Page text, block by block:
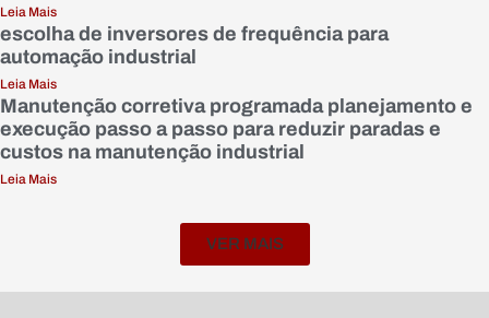
Leia Mais
escolha de inversores de frequência para
automação industrial
Leia Mais
Manutenção corretiva programada planejamento e
execução passo a passo para reduzir paradas e
custos na manutenção industrial
Leia Mais
VER MAIS